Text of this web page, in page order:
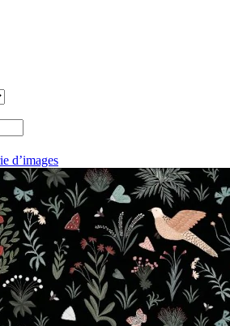
d’images